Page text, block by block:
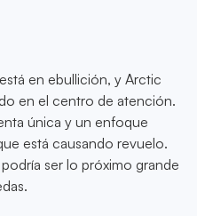
en ebullición, y Arctic
en el centro de atención.
única y un enfoque
está causando revuelo.
ser lo próximo grande